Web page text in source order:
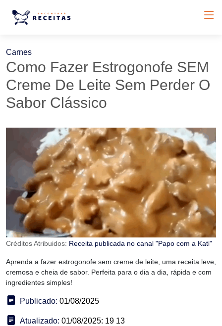
Carnes
Como Fazer Estrogonofe SEM
Creme De Leite Sem Perder O
Sabor Clássico
Créditos Atribuidos: Receita publicada no canal "Papo com a Kati"
Aprenda a fazer estrogonofe sem creme de leite, uma receita leve,
cremosa e cheia de sabor. Perfeita para o dia a dia, rápida e com
ingredientes simples!
Publicado: 01/08/2025
Atualizado: 01/08/2025: 19 13